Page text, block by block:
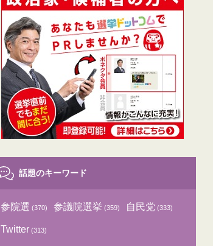
話題のキーワード
参院選 (370) 参議院選挙 (359) 自民党 (333)
Twitter (313)